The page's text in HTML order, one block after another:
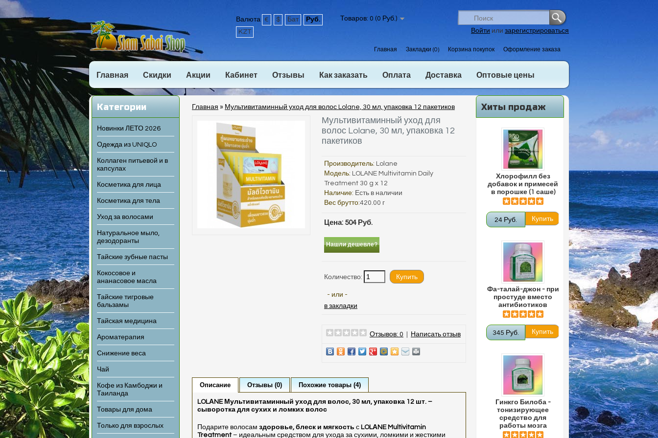
Валюта € $ Бат
Руб.
KZT
Товаров: 0 (0 Руб.)
Войти или зарегистрироваться
Главная Закладки (0) Корзина покупок Оформление заказа
Главная Скидки Акции Кабинет Отзывы Как заказать Оплата Доставка Оптовые цены
Категории
Новинки ЛЕТО 2026
Одежда из UNIQLO
Коллаген питьевой и в
капсулах
Косметика для лица
Косметика для тела
Уход за волосами
Натуральное мыло,
дезодоранты
Тайские зубные пасты
Кокосовое и
ананасовое масла
Тайские тигровые
бальзамы
Тайская медицина
Ароматерапия
Снижение веса
Чай
Кофе из Камбоджи и
Таиланда
Товары для дома
Только для взрослых
Хиты продаж
Хлорофилл без
добавок и примесей
в порошке (1 саше)
24 Руб.
Фа-талай-джон - при
простуде вместо
антибиотиков
345 Руб.
Гинкго Билоба -
тонизирующее
средство для
работы мозга
Главная » Мультивитаминный уход для волос Lolane, 30 мл, упаковка 12 пакетиков
Мультивитаминный уход для
волос Lolane, 30 мл, упаковка 12
пакетиков
Производитель: Lolane
Модель: LOLANE Multivitamin Daily
Treatment 30 g x 12
Наличие: Есть в наличии
Вес брутто:420.00 г
Цена: 504 Руб.
Нашли дешевле?
Количество:
- или -
в закладки
Отзывов: 0 Написать отзыв
Описание Отзывы (0) Похожие товары (4)
LOLАNE Мультивитаминный уход для волос, 30 мл, упаковка 12 шт. –
сыворотка для сухих и ломких волос
Подарите волосам здоровье, блеск и мягкость с LOLАNE Multivitamin
Treatment– идеальным средством для ухода за сухими, ломкими и жесткими